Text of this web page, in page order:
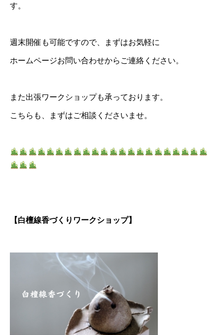
す。
週末開催も可能ですので、まずはお気軽に
ホームページお問い合わせからご連絡ください。
また出張ワークショップも承っております。
こちらも、まずはご相談くださいませ。
【白檀線香づくりワークショップ】